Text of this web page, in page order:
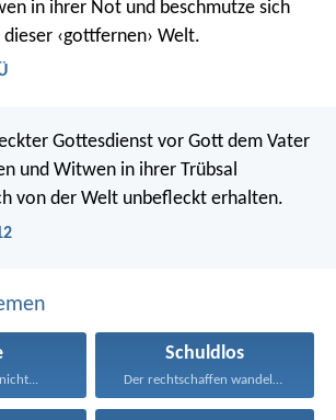
in ihrer Not und beschmutze sich
‹gottfernen› Welt.
Gottesdienst vor Gott dem Vater
und Witwen in ihrer Trübsal
von der Welt unbefleckt erhalten.
Schuldlos
Der rechtschaffen wandelt und...